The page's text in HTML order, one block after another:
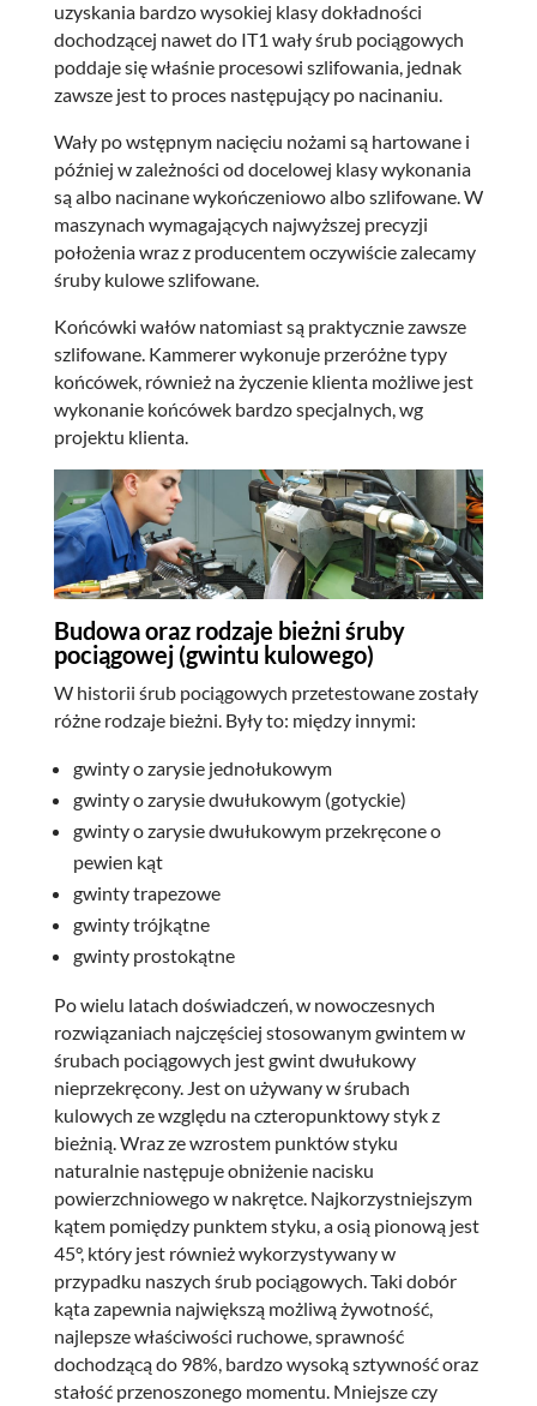
uzyskania bardzo wysokiej klasy dokładności
dochodzącej nawet do IT1 wały śrub pociągowych
poddaje się właśnie procesowi szlifowania, jednak
zawsze jest to proces następujący po nacinaniu.
Wały po wstępnym nacięciu nożami są hartowane i
później w zależności od docelowej klasy wykonania
są albo nacinane wykończeniowo albo szlifowane. W
maszynach wymagających najwyższej precyzji
położenia wraz z producentem oczywiście zalecamy
śruby kulowe szlifowane.
Końcówki wałów natomiast są praktycznie zawsze
szlifowane. Kammerer wykonuje przeróżne typy
końcówek, również na życzenie klienta możliwe jest
wykonanie końcówek bardzo specjalnych, wg
projektu klienta.
Budowa oraz rodzaje bieżni śruby
pociągowej (gwintu kulowego)
W historii śrub pociągowych przetestowane zostały
różne rodzaje bieżni. Były to: między innymi:
gwinty o zarysie jednołukowym
gwinty o zarysie dwułukowym (gotyckie)
gwinty o zarysie dwułukowym przekręcone o
pewien kąt
gwinty trapezowe
gwinty trójkątne
gwinty prostokątne
Po wielu latach doświadczeń, w nowoczesnych
rozwiązaniach najczęściej stosowanym gwintem w
śrubach pociągowych jest gwint dwułukowy
nieprzekręcony. Jest on używany w śrubach
kulowych ze względu na czteropunktowy styk z
bieżnią. Wraz ze wzrostem punktów styku
naturalnie następuje obniżenie nacisku
powierzchniowego w nakrętce. Najkorzystniejszym
kątem pomiędzy punktem styku, a osią pionową jest
45°, który jest również wykorzystywany w
przypadku naszych śrub pociągowych. Taki dobór
kąta zapewnia największą możliwą żywotność,
najlepsze właściwości ruchowe, sprawność
dochodzącą do 98%, bardzo wysoką sztywność oraz
stałość przenoszonego momentu. Mniejsze czy